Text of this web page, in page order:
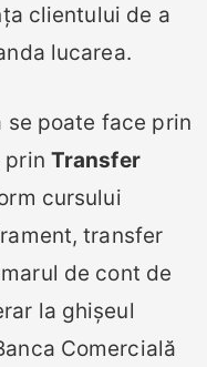
clientului de a
lucarea.
se poate face prin
prin Transfer
cursului
transfer
de cont de
la ghișeul
Comercială